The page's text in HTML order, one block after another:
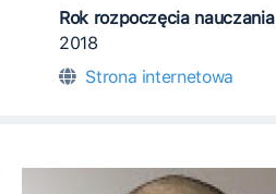
Rok rozpoczęcia nauczania
2018
Strona internetowa